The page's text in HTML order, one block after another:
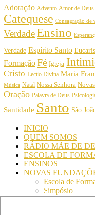
Adoração Advento Amor de Deus
Catequese Consagração de
VerdadeEnsino
Verdade Espírito Santo
Formação Fé Igreja
Cristo Lectio Divina Maria
Música Natal Nossa Senhora
Oração Palavra de Deus
Santidade Santo São
INICIO
QUEM SOMOS
RÁDIO MÃE DE
ESCOLA DE
ENSINOS
NOVAS
Escola de
Simpósio